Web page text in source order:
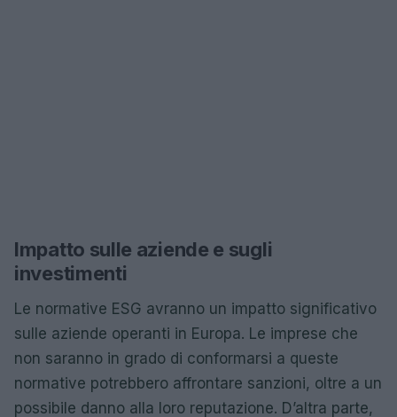
Impatto sulle aziende e sugli
investimenti
Le normative ESG avranno un impatto significativo
sulle aziende operanti in Europa. Le imprese che
non saranno in grado di conformarsi a queste
normative potrebbero affrontare sanzioni, oltre a un
possibile danno alla loro reputazione. D’altra parte,